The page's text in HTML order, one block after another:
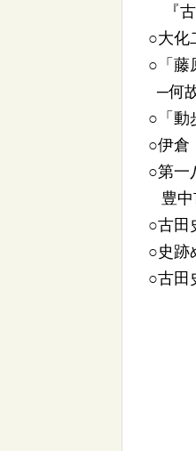
『古
○大
○「藤
─何
○「
○伊
○第一
豊中
○古田
○史跡
○古田